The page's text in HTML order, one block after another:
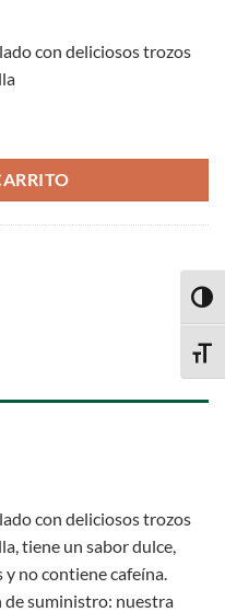
con deliciosos trozos
con deliciosos trozos
tiene un sabor dulce,
no contiene cafeína.
de suministro: nuestra